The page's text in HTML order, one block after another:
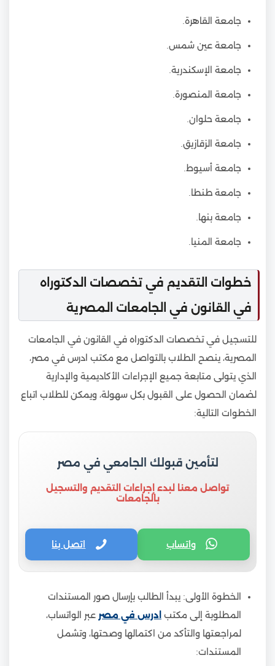
جامعة القاهرة.
جامعة عين شمس.
جامعة الإسكندرية.
جامعة المنصورة.
جامعة حلوان.
جامعة الزقازيق.
جامعة أسيوط.
جامعة طنطا.
جامعة بنها.
جامعة المنيا.
خطوات التقديم في تخصصات الدكتوراه
في القانون في الجامعات المصرية
للتسجيل في تخصصات الدكتوراه في القانون في الجامعات
المصرية، ينصح الطلاب بالتواصل مع مكتب ادرس في مصر،
الذي يتولى متابعة جميع الإجراءات الأكاديمية والإدارية
لضمان الحصول على القبول بكل سهولة، ويمكن للطلاب اتباع
الخطوات التالية:
لتأمين قبولك الجامعي في مصر
تواصل معنا لبدء إجراءات التقديم والتسجيل
بالجامعات
واتساب اتصل بنا
الخطوة الأولى: يبدأ الطالب بإرسال صور المستندات
المطلوبة إلى مكتب ادرس في مصر عبر الواتساب،
لمراجعتها والتأكد من اكتمالها وصحتها، وتشمل
المستندات: